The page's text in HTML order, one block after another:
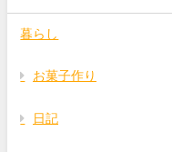
暮らし
お菓子作り
日記